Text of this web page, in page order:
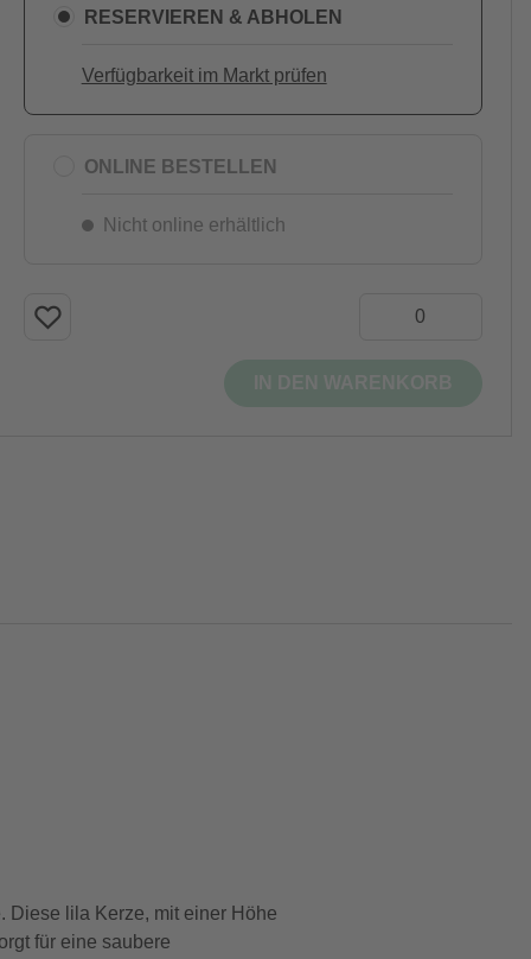
RESERVIEREN & ABHOLEN
Verfügbarkeit im Markt prüfen
ONLINE BESTELLEN
Nicht online erhältlich
Diese lila Kerze, mit einer Höhe
für eine saubere